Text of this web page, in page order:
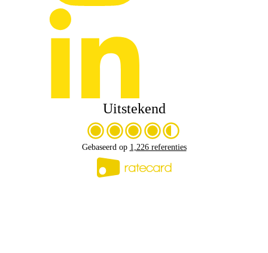
Uitstekend
Gebaseerd op 1,226 referenties